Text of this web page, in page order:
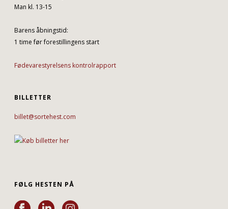
Man kl. 13-15
Barens åbningstid:
1 time før forestillingens start
Fødevarestyrelsens kontrolrapport
BILLETTER
billet@sortehest.com
FØLG HESTEN PÅ